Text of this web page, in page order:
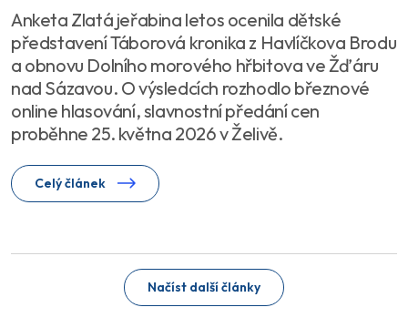
Anketa Zlatá jeřabina letos ocenila dětské
představení Táborová kronika z Havlíčkova Brodu
a obnovu Dolního morového hřbitova ve Žďáru
nad Sázavou. O výsledcích rozhodlo březnové
online hlasování, slavnostní předání cen
proběhne 25. května 2026 v Želivě.
Celý článek
Načíst další články